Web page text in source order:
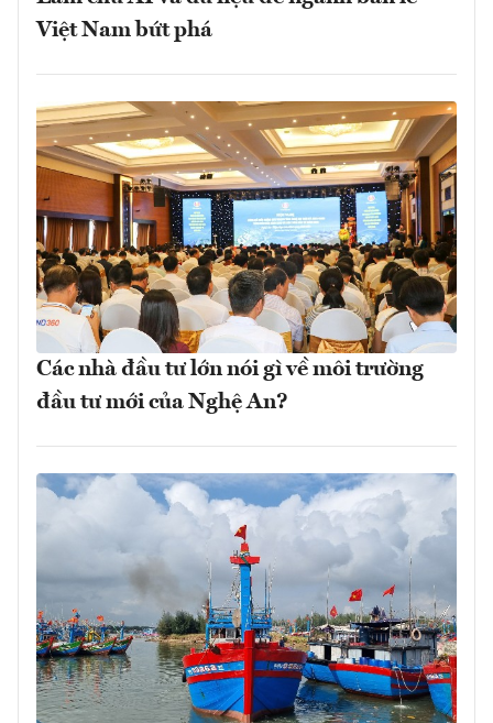
Việt Nam bứt phá
Các nhà đầu tư lớn nói gì về môi trường
đầu tư mới của Nghệ An?